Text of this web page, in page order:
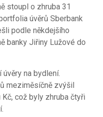
stoupl o zhruba 31
úvěrů Sberbank
podle někdejšího
banky Jiřiny Lužové do
na bydlení.
meziměsíčně zvýšil
což byly zhruba čtyři